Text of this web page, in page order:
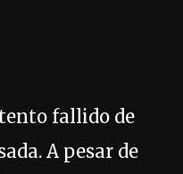
fallido de
A pesar de